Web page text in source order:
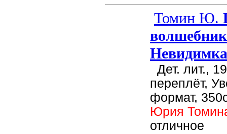
Томин Ю.
Невидимка
Дет. лит.,
переплёт,
формат,
Юрия
отличное